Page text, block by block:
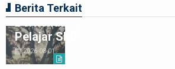
Berita Terkait
Ciptakan Generasi Muda Tertib
Pelajar SMP
2026-08-01